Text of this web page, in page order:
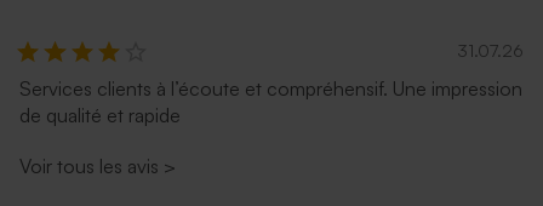
31.07.26
Services clients à l’écoute et compréhensif. Une impression
de qualité et rapide
Voir tous les avis >